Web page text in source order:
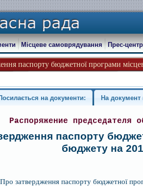
паспорту бюджетної програми
Місцеве самоврядування Прес-центр
на документи: На
Распоряжение председателя
паспорту
бюджету на
затвердження паспорту бюджетної